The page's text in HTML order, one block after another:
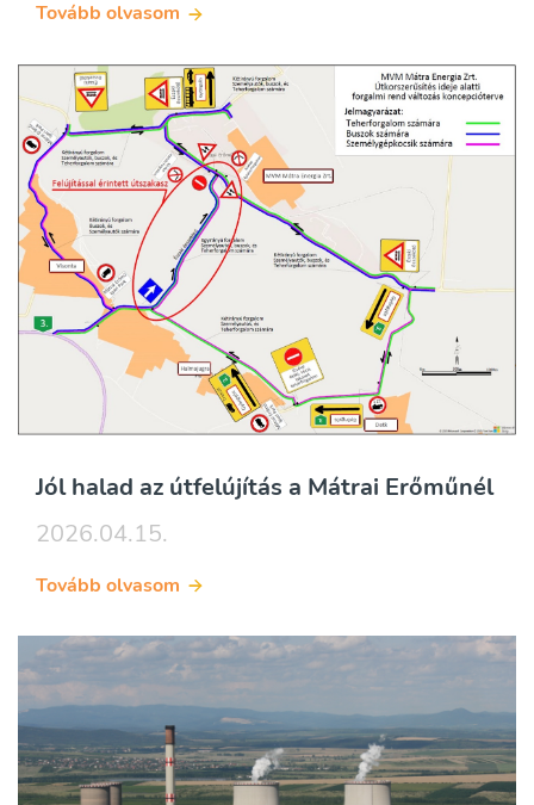
Tovább olvasom
Jól halad az útfelújítás a Mátrai Erőműnél
2026.04.15.
Tovább olvasom